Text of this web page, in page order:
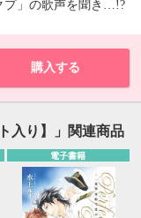
プ」の歌声を聞き…!?
購入する
入り】」関連商品
電子書籍